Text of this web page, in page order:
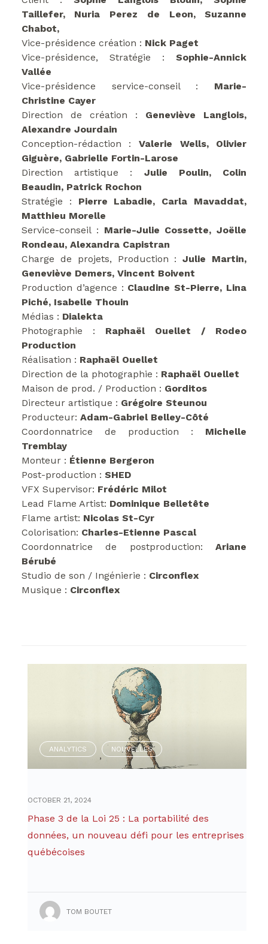
Taillefer, Nuria Perez de Leon, Suzanne
Chabot,
Vice-présidence création : Nick Paget
Vice-présidence, Stratégie :Sophie-Annick
Vallée
Vice-présidence service-conseil : Marie-
Christine Cayer
Direction de création : Geneviève Langlois,
Alexandre Jourdain
Conception-rédaction : Valerie Wells, Olivier
Giguère, Gabrielle Fortin-Larose
Direction artistique : Julie Poulin, Colin
Beaudin, Patrick Rochon
Stratégie : Pierre Labadie, Carla Mavaddat,
Matthieu Morelle
Service-conseil : Marie-Julie Cossette, Joëlle
Rondeau, Alexandra Capistran
Charge de projets, Production :Julie Martin,
Geneviève Demers, Vincent Boivent
Production d’agence : Claudine St-Pierre, Lina
Piché, Isabelle Thouin
Médias : Dialekta
Photographie : Raphaël Ouellet / Rodeo
Production
Réalisation : Raphaël Ouellet
Direction de la photographie : Raphaël Ouellet
Maison de prod. / Production : Gorditos
Directeur artistique : Grégoire Steunou
Producteur: Adam-Gabriel Belley-Côté
Coordonnatrice de production : Michelle
Tremblay
Monteur : Étienne Bergeron
Post-production : SHED
VFX Supervisor: Frédéric Milot
Lead Flame Artist: Dominique Belletête
Flame artist: Nicolas St-Cyr
Colorisation: Charles-Etienne Pascal
Coordonnatrice de postproduction:Ariane
Bérubé
Studio de son / Ingénierie : Circonflex
Musique : Circonflex
ANALYTICS
,
NOUVELLES
OCTOBER 21, 2024
Phase 3 de la Loi 25 : La portabilité des
données, un nouveau défi pour les entreprises
québécoises
TOM BOUTET